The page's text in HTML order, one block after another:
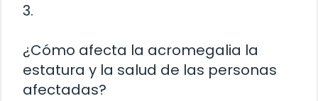
3.
¿Cómo afecta la acromegalia la
estatura y la salud de las personas
afectadas?